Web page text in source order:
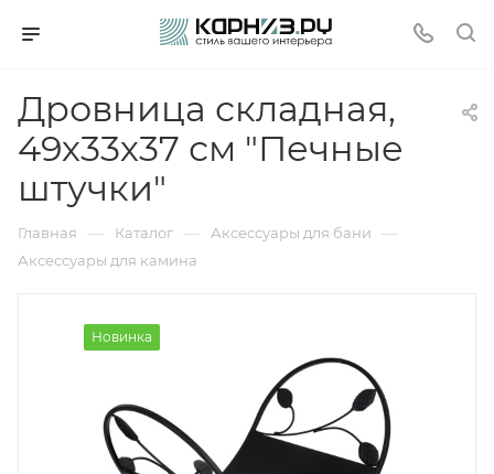
Дровница складная,
49х33х37 см "Печные
штучки"
Главная — Каталог — Аксессуары для бани —
Аксессуары для камина
Новинка